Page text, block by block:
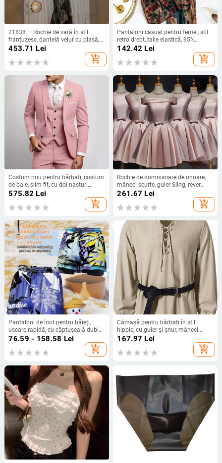
21838 — Rochie de vară în stil
franțuzesc, dantelă velur cu plasă,
croială Slim, decolteu rotund,
453.71 Lei
add_shopping_cart
Pantaloni casual pentru femei, stil
retro drept, talie elastică, 95%
poliester, vară 2025
142.42 Lei
add_shopping_cart
Costum nou pentru bărbați, costum
de baie, slim fit, cu doi nasturi,
costum transfrontalier, set de trei
piese, Amazon, modă comercială
exterior 2024
575.82 Lei
add_shopping_cart
Rochie de domnișoare de onoare,
mâneci scurte, guler Sling, rever
italian, țesătură Polyester Braze
261.67 Lei
add_shopping_cart
Pantaloni de înot pentru băieți,
uscare rapidă, cu căptușeală dublă
– set de înot pentru copii
76.59 - 158.58 Lei
add_shopping_cart
Cămașă pentru bărbați în stil
hippie, cu guler și șnur, mâneci
lungi, primăvară-vară 2025
167.97 Lei
add_shopping_cart